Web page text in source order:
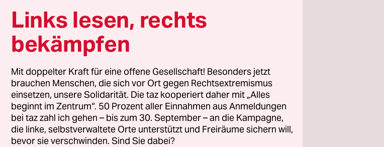
ein Konzertprogramm zu erarbeiten, das
wird, im längst ausverkauften
will vieles wissen, unter anderem, wie alt
Projekt ins Leben gerufen hat. Aber da,
es die gebe? Ja, eine Harfenistin, die erst vor
angekommen ist und vor einem Jahr von
und das Mittelmeer nach Griechenland
so sanft und humorvoll alle Fragen über
Links lesen, rechts
bekämpfen
Mit doppelter Kraft für eine offene Gesellschaft! Besonders jetzt
brauchen Menschen, die sich vor Ort gegen Rechtsextremismus
einsetzen, unsere Solidarität. Die taz kooperiert daher mit „Alles
beginnt im Zentrum“. 50 Prozent aller Einnahmen aus Anmeldungen
bei taz zahl ich gehen – bis zum 30. September – an die Kampagne,
die linke, selbstverwaltete Orte unterstützt und Freiräume sichern will,
bevor sie verschwinden. Sind Sie dabei?